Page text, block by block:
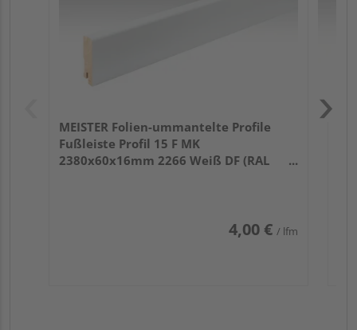
MEISTER Folien-ummantelte Profile
Fußleiste Profil 15 F MK
2380x60x16mm 2266 Weiß DF (RAL
4,00 € / lfm